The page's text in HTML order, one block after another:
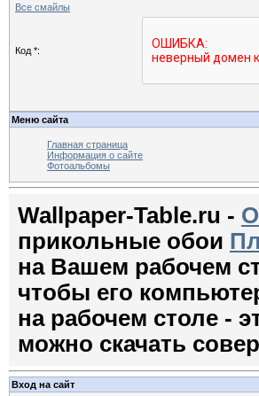
Все смайлы
Код *:
Меню сайта
Главная страница
Информация о сайте
Фотоальбомы
Wallpaper-Table.ru -
прикольные обои
на Вашем рабочем
чтобы его
на рабочем столе -
можно скачать
Вход на сайт